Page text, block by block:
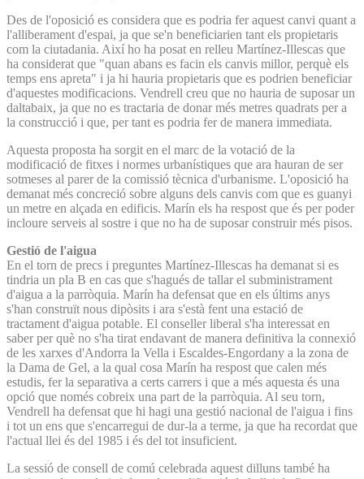
Des de l'oposició es considera que es podria fer aquest canvi quant a
l'alliberament d'espai, ja que se'n beneficiarien tant els propietaris
com la ciutadania. Així ho ha posat en relleu Martínez-Illescas que
ha considerat que "quan abans es facin els canvis millor, perquè els
temps ens apreta" i ja hi hauria propietaris que es podrien beneficiar
d'aquestes modificacions. Vendrell creu que no hauria de suposar un
daltabaix, ja que no es tractaria de donar més metres quadrats per a
la construcció i que, per tant es podria fer de manera immediata.
Aquesta proposta ha sorgit en el marc de la votació de la
modificació de fitxes i normes urbanístiques que ara hauran de ser
sotmeses al parer de la comissió tècnica d'urbanisme. L'oposició ha
demanat més concreció sobre alguns dels canvis com que es guanyi
un metre en alçada en edificis. Marín els ha respost que és per poder
incloure serveis al sostre i que no ha de suposar construir més pisos.
Gestió de l'aigua
En el torn de precs i preguntes Martínez-Illescas ha demanat si es
tindria un pla B en cas que s'hagués de tallar el subministrament
d'aigua a la parròquia. Marín ha defensat que en els últims anys
s'han construït nous dipòsits i ara s'està fent una estació de
tractament d'aigua potable. El conseller liberal s'ha interessat en
saber per què no s'ha tirat endavant de manera definitiva la connexió
de les xarxes d'Andorra la Vella i Escaldes-Engordany a la zona de
la Dama de Gel, a la qual cosa Marín ha respost que calen més
estudis, fer la separativa a certs carrers i que a més aquesta és una
opció que només cobreix una part de la parròquia. Al seu torn,
Vendrell ha defensat que hi hagi una gestió nacional de l'aigua i fins
i tot un ens que s'encarregui de dur-la a terme, ja que ha recordat que
l'actual llei és del 1985 i és del tot insuficient.
La sessió de consell de comú celebrada aquest dilluns també ha